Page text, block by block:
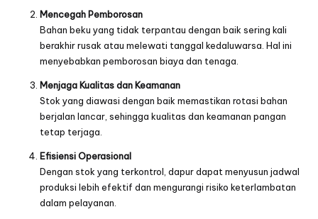
Mencegah Pemborosan
Bahan beku yang tidak terpantau dengan baik sering kali
berakhir rusak atau melewati tanggal kedaluwarsa. Hal ini
menyebabkan pemborosan biaya dan tenaga.
Menjaga Kualitas dan Keamanan
Stok yang diawasi dengan baik memastikan rotasi bahan
berjalan lancar, sehingga kualitas dan keamanan pangan
tetap terjaga.
Efisiensi Operasional
Dengan stok yang terkontrol, dapur dapat menyusun jadwal
produksi lebih efektif dan mengurangi risiko keterlambatan
dalam pelayanan.